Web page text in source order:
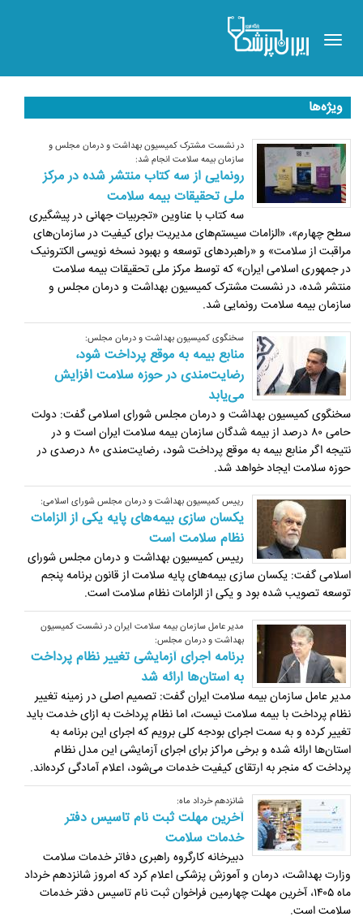
Toggle
navigation
ویژه‌ها
در نشست مشترک کمیسیون بهداشت و درمان مجلس و
سازمان بیمه سلامت انجام شد:
رونمایی از سه کتاب منتشر شده در مرکز
ملی تحقیقات بیمه سلامت
سه کتاب با عناوین «تجربیات جهانی در پیشگیری
سطح چهارم»، «الزامات سیستم‌های مدیریت برای کیفیت در سازمان‌های
مراقبت از سلامت» و «راهبردهای توسعه و بهبود نسخه نویسی الکترونیک
در جمهوری اسلامی ایران» که توسط مرکز ملی تحقیقات بیمه سلامت
منتشر شده، در نشست مشترک کمیسیون بهداشت و درمان مجلس و
سازمان بیمه سلامت رونمایی شد.
سخنگوی کمیسیون بهداشت و درمان مجلس:
منابع بیمه به موقع پرداخت شود،
رضایت‌مندی در حوزه سلامت افزایش
می‌یابد
سخنگوی کمیسیون بهداشت و درمان مجلس شورای اسلامی گفت: دولت
حامی ۸۰ درصد از بیمه شدگان سازمان بیمه سلامت ایران است و در
نتیجه اگر منابع بیمه به موقع پرداخت شود، رضایت‌مندی ۸۰ درصدی در
حوزه سلامت ایجاد خواهد شد.
رییس کمیسیون بهداشت و درمان مجلس شورای اسلامی:
یکسان سازی بیمه‌های پایه یکی از الزامات
نظام سلامت است
رییس کمیسیون بهداشت و درمان مجلس شورای
اسلامی گفت: یکسان سازی بیمه‌های پایه سلامت از قانون برنامه پنجم
توسعه تصویب شده بود و یکی از الزامات نظام سلامت است.
مدیر عامل سازمان بیمه سلامت ایران در نشست کمیسیون
بهداشت و درمان مجلس:
برنامه اجرای آزمایشی تغییر نظام پرداخت
به استان‌ها ارائه شد
مدیر عامل سازمان بیمه سلامت ایران گفت: تصمیم اصلی در زمینه تغییر
نظام پرداخت با بیمه سلامت نیست، اما نظام پرداخت به ازای خدمت باید
تغییر کرده و به سمت اجرای بودجه کلی برویم که اجرای این برنامه به
استان‌ها ارائه شده و برخی مراکز برای اجرای آزمایشی این مدل نظام
پرداخت که منجر به ارتقای کیفیت خدمات می‌شود، اعلام آمادگی کرده‌اند.
شانزدهم خرداد ماه:
آخرین مهلت ثبت نام تاسیس دفتر
خدمات سلامت
دبیرخانه کارگروه راهبری دفاتر خدمات سلامت
وزارت بهداشت، درمان و آموزش پزشکی اعلام کرد که امروز شانزدهم خرداد
ماه ۱۴۰۵، آخرین مهلت چهارمین فراخوان ثبت نام تاسیس دفتر خدمات
سلامت است.